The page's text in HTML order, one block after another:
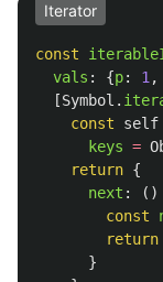
Iterator
const
vals : {p: 1 ,
[Symbol .
const
self
keys =
return {
next : ()
const
return
}